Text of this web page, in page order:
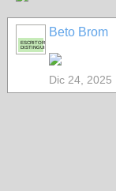
ESCRITOR
DISTINGUIDO
Beto Brom
Dic 24, 2025